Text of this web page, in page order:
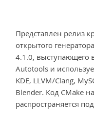
Представлен релиз
открытого
4.1.0, выступающего
Autotools и
KDE, LLVM/Clang,
Blender. Код CMake
распространяется